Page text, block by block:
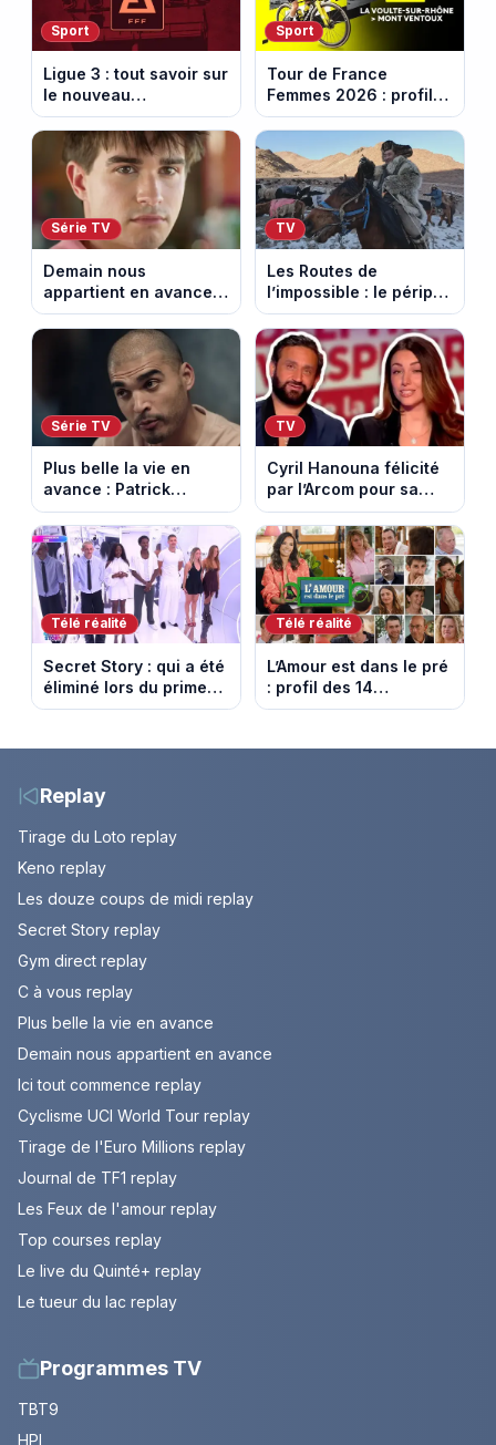
Sport
Ligue 3 : tout savoir sur
le nouveau
championnat qui
succède au National
Sport
Tour de France
Femmes 2026 : profil
et horaires de la 7e
étape entre La Voulte-
sur-Rhône et le Mont
Ventoux
Série TV
Demain nous
appartient en avance:
Samuel perd le
contrôle. Episode du 10
août 2026.
TV
Les Routes de
l’impossible : le périple
glacial d’une famille
nomade en Mongolie
Série TV
Plus belle la vie en
avance : Patrick
Nebout est-il mort ?
Episode du 10 août
2026 (spoiler)
TV
Cyril Hanouna félicité
par l’Arcom pour sa
maîtrise de l’antenne
face aux propos de
Delphine Wespiser sur
le cancer
Télé réalité
Secret Story : qui a été
éliminé lors du prime
du 6 août 2026 sur
Télé réalité
L’Amour est dans le pré
: profil des 14
agriculteurs, speed
nouvelles histoires
Replay
Tirage du Loto replay
Keno replay
Les douze coups de midi replay
Secret Story replay
Gym direct replay
C à vous replay
Plus belle la vie en avance
Demain nous appartient en avance
Ici tout commence replay
Cyclisme UCI World Tour replay
Tirage de l'Euro Millions replay
Journal de TF1 replay
Les Feux de l'amour replay
Top courses replay
Le live du Quinté+ replay
Le tueur du lac replay
Programmes TV
TBT9
HPI